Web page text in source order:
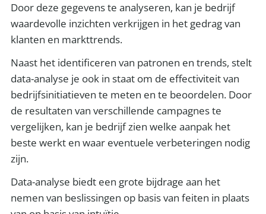
Door deze gegevens te analyseren, kan je bedrijf
waardevolle inzichten verkrijgen in het gedrag van
klanten en markttrends.
Naast het identificeren van patronen en trends, stelt
data-analyse je ook in staat om de effectiviteit van
bedrijfsinitiatieven te meten en te beoordelen. Door
de resultaten van verschillende campagnes te
vergelijken, kan je bedrijf zien welke aanpak het
beste werkt en waar eventuele verbeteringen nodig
zijn.
Data-analyse biedt een grote bijdrage aan het
nemen van beslissingen op basis van feiten in plaats